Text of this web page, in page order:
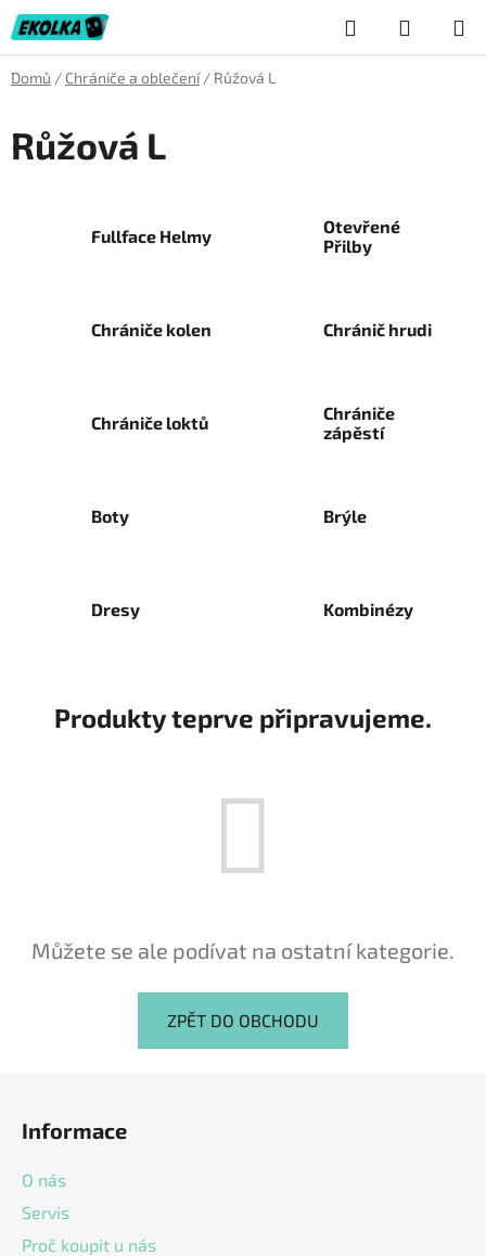
Přejít
na
obsah
Hledat
KOŠÍK
Domů / Chrániče a oblečení / Růžová L
Růžová L
Fullface Helmy
Otevřené
Přilby
Chrániče kolen Chránič hrudi
Chrániče loktů
Chrániče
zápěstí
Boty Brýle
Dresy Kombinézy
Produkty teprve připravujeme.
Můžete se ale podívat na ostatní kategorie.
ZPĚT DO OBCHODU
Informace
O nás
Servis
Proč koupit u nás